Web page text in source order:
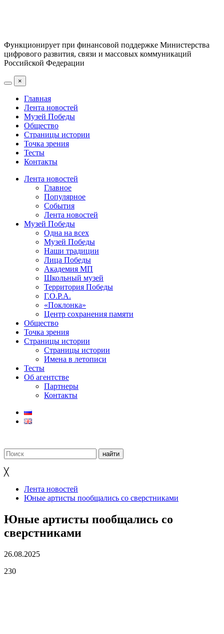
Функционирует при финансовой поддержке Министерства
цифрового развития, связи и массовых коммуникаций
Российской Федерации
×
Главная
Лента новостей
Музей Победы
Общество
Страницы истории
Точка зрения
Тесты
Контакты
Лента новостей
Главное
Популярное
События
Лента новостей
Музей Победы
Одна на всех
Музей Победы
Наши традиции
Лица Победы
Академия МП
Школьный музей
Территория Победы
Г.О.Р.А.
«Поклонка»
Центр сохранения памяти
Общество
Точка зрения
Страницы истории
Страницы истории
Имена в летописи
Тесты
Об агентстве
Партнеры
Контакты
╳
Лента новостей
Юные артисты пообщались со сверстниками
Юные артисты пообщались со
сверстниками
26.08.2025
230